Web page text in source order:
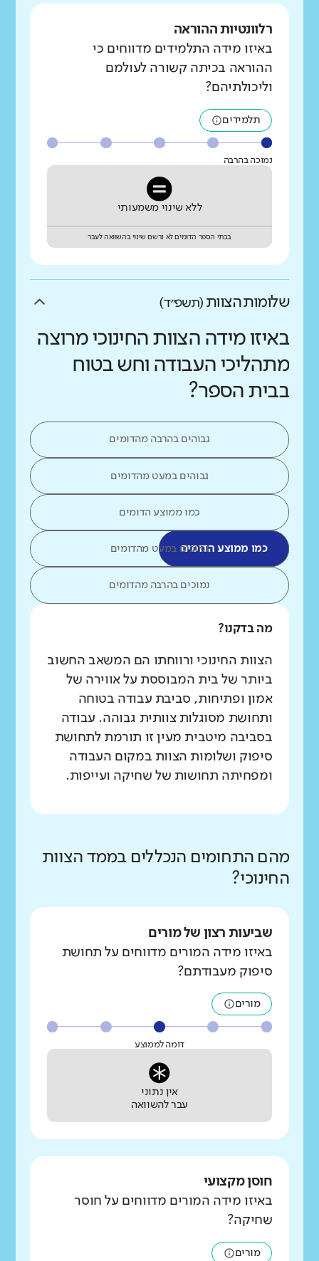
רלוונטיות ההוראה
באיזו מידה התלמידים מדווחים כי
ההוראה בכיתה קשורה לעולמם
וליכולתיהם?
תלמידים
נמוכה בהרבה
ללא שינוי משמעותי
בבתי הספר הדומים לא נרשם שינוי בהשוואה לעבר
שלומות הצוות (תשפ״ד)
באיזו מידה הצוות החינוכי מרוצה
מתהליכי העבודה וחש בטוח
בבית הספר?
גבוהים בהרבה מהדומים
גבוהים במעט מהדומים
כמו ממוצע הדומים
כמו ממוצע הדומיםנמוכים במעט מהדומים
נמוכים בהרבה מהדומים
מה בדקנו?
הצוות החינוכי ורווחתו הם המשאב החשוב
ביותר של בית המבוססת על אווירה של
אמון ופתיחות, סביבת עבודה בטוחה
ותחושת מסוגלות צוותית גבוהה. עבודה
בסביבה מיטבית מעין זו תורמת לתחושת
סיפוק ושלומות הצוות במקום העבודה
ומפחיתה תחושות של שחיקה ועייפות.
מהם התחומים הנכללים בממד הצוות
החינוכי?
שביעות רצון של מורים
באיזו מידה המורים מדווחים על תחושת
סיפוק מעבודתם?
מורים
דומה לממוצע
אין נתוני
עבר להשוואה
חוסן מקצועי
באיזו מידה המורים מדווחים על חוסר
שחיקה?
מורים